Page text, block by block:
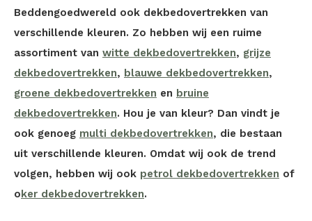
Beddengoedwereld ook dekbedovertrekken van
verschillende kleuren. Zo hebben wij een ruime
assortiment van witte dekbedovertrekken, grijze
dekbedovertrekken, blauwe dekbedovertrekken,
groene dekbedovertrekken en bruine
dekbedovertrekken. Hou je van kleur? Dan vindt je
ook genoeg multi dekbedovertrekken, die bestaan
uit verschillende kleuren. Omdat wij ook de trend
volgen, hebben wij ook petrol dekbedovertrekken of
o ker dekbedovertrekken.